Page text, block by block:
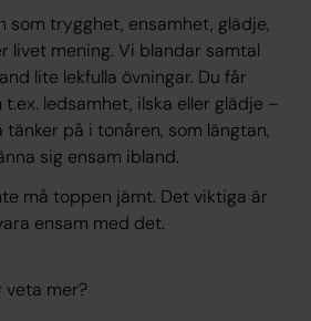
som trygghet, ensamhet, glädje,
livet mening. Vi blandar samtal
lite lekfulla övningar. Du får
ledsamhet, ilska eller glädje –
på i tonåren, som längtan,
sig ensam ibland.
må toppen jämt. Det viktiga är
ensam med det.
veta mer?